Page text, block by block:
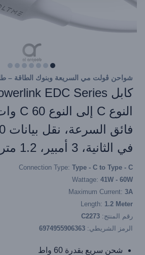
شواحن ڤولت مي السريعة وبنوك الطاقة –
في الثانية، 3 أمبير، 1.2 متر - أبيض
Connection Type: Type - C to Type - C
Wattage: 41W - 60W
Maximum Current: 3A
Length: 1.2 Meter
رقم المنتج: C2273
الرمز الشريطي: 6974955906363
شحن سريع بقدرة 60 واط